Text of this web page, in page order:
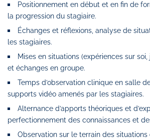
Positionnement en début et en fin de
la progression du stagiaire.
Échanges et réflexions, analyse de
les stagiaires.
Mises en situations (expériences sur
et échanges en groupe.
Temps d’observation clinique en salle
supports vidéo amenés par les stagiaires.
Alternance d’apports théoriques et
perfectionnement des connaissances et
Observation sur le terrain des situations